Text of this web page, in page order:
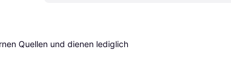
Quellen und dienen lediglich